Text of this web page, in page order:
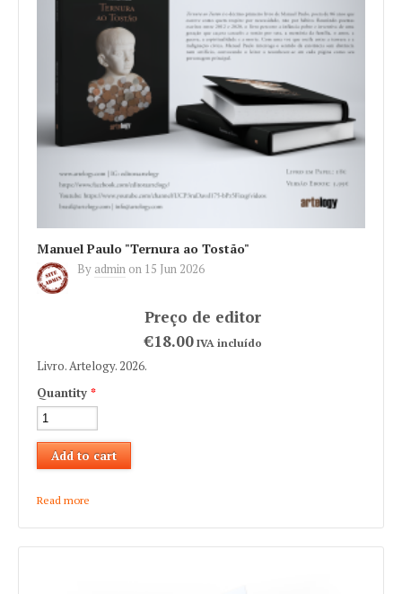
Manuel Paulo "Ternura ao Tostão"
By admin on 15 Jun 2026
€18.00IVA incluído
Livro. Artelogy. 2026.
Quantity *
Read more